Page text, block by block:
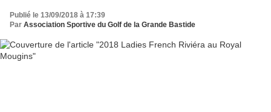
Publié le 13/09/2018 à 17:39
Par Association Sportive du Golf de la Grande Bastide